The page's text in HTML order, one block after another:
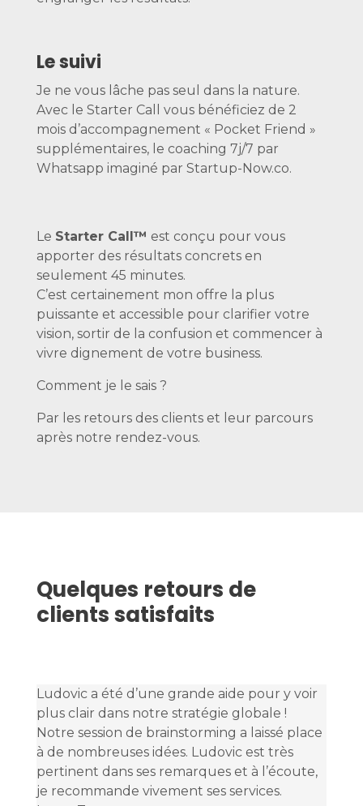
Le suivi
Je ne vous lâche pas seul dans la nature.
Avec le Starter Call vous bénéficiez de 2
mois d’accompagnement « Pocket Friend »
supplémentaires, le coaching 7j/7 par
Whatsapp imaginé par Startup-Now.co.
Le Starter Call™ est conçu pour vous
apporter des résultats concrets en
seulement 45 minutes.
C’est certainement mon offre la plus
puissante et accessible pour clarifier votre
vision, sortir de la confusion et commencer à
vivre dignement de votre business.
Comment je le sais ?
Par les retours des clients et leur parcours
après notre rendez-vous.
Quelques retours de
clients satisfaits
Ludovic a été d’une grande aide pour y voir
plus clair dans notre stratégie globale !
Notre session de brainstorming a laissé place
à de nombreuses idées. Ludovic est très
pertinent dans ses remarques et à l’écoute,
je recommande vivement ses services.